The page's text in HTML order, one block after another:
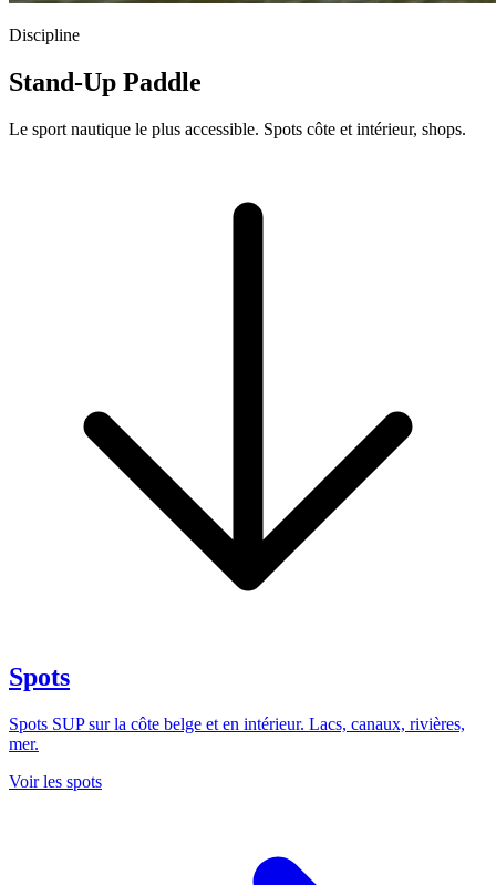
Discipline
Stand-Up Paddle
Le sport nautique le plus accessible. Spots côte et intérieur, shops.
Spots
Spots SUP sur la côte belge et en intérieur. Lacs, canaux, rivières,
mer.
Voir les spots